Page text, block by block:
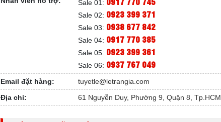
Sale 01:
Sale 02: 0923 399 371
Sale 03: 0938 677 842
Sale 04: 0917 770 385
Sale 05: 0923 399 361
Sale 06: 0937 767 049
Email đặt hàng:
tuyetle@letrangia.com
Địa chỉ:
61 Nguyễn Duy, Phường 9, Quận 8, Tp.HCM